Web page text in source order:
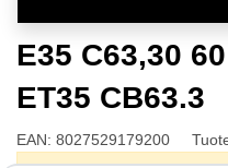
E35 C63,30
ET35 CB63.3
EAN: 8027529179200